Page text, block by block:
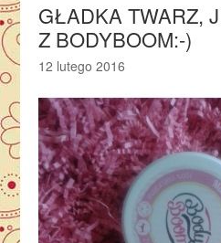
GŁADKA TWARZ,
Z BODYBOOM:-)
12 lutego 2016